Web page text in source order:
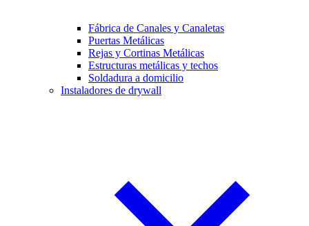
Fábrica de Canales y Canaletas
Puertas Metálicas
Rejas y Cortinas Metálicas
Estructuras metálicas y techos
Soldadura a domicilio
Instaladores de drywall